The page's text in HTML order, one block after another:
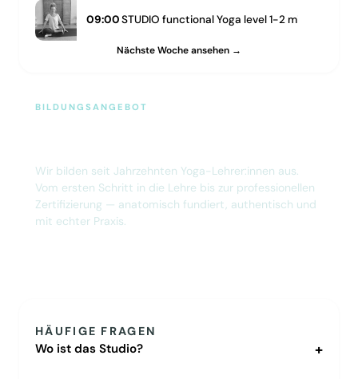
09:00STUDIO functional Yoga level 1-2 mit Heike
Nächste Woche ansehen →
BILDUNGSANGEBOT
Wir bilden seit Jahrzehnten Yoga-Lehrer:innen aus.
Vom ersten Schritt in die Lehre bis zur professionellen
Zertifizierung — anatomisch fundiert, authentisch und
mit echter Praxis.
HÄUFIGE FRAGEN
Wo ist das Studio?